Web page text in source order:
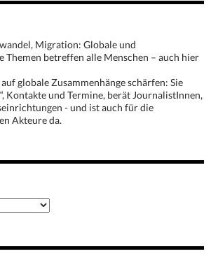
Migration: Globale und
betreffen alle Menschen – auch hier
globale Zusammenhänge schärfen: Sie
Kontakte und Termine, berät JournalistInnen,
- und ist auch für die
Akteure da.